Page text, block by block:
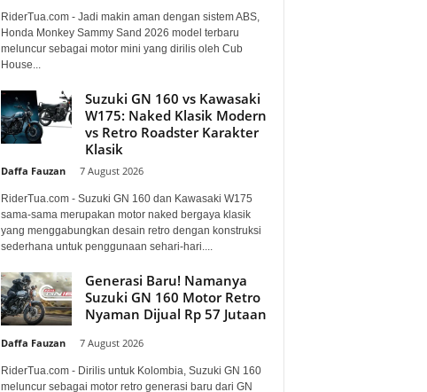
RiderTua.com - Jadi makin aman dengan sistem ABS,
Honda Monkey Sammy Sand 2026 model terbaru
meluncur sebagai motor mini yang dirilis oleh Cub
House...
Suzuki GN 160 vs Kawasaki
W175: Naked Klasik Modern
vs Retro Roadster Karakter
Klasik
Daffa Fauzan 7 August 2026
RiderTua.com - Suzuki GN 160 dan Kawasaki W175
sama-sama merupakan motor naked bergaya klasik
yang menggabungkan desain retro dengan konstruksi
sederhana untuk penggunaan sehari-hari....
Generasi Baru! Namanya
Suzuki GN 160 Motor Retro
Nyaman Dijual Rp 57 Jutaan
Daffa Fauzan 7 August 2026
RiderTua.com - Dirilis untuk Kolombia, Suzuki GN 160
meluncur sebagai motor retro generasi baru dari GN